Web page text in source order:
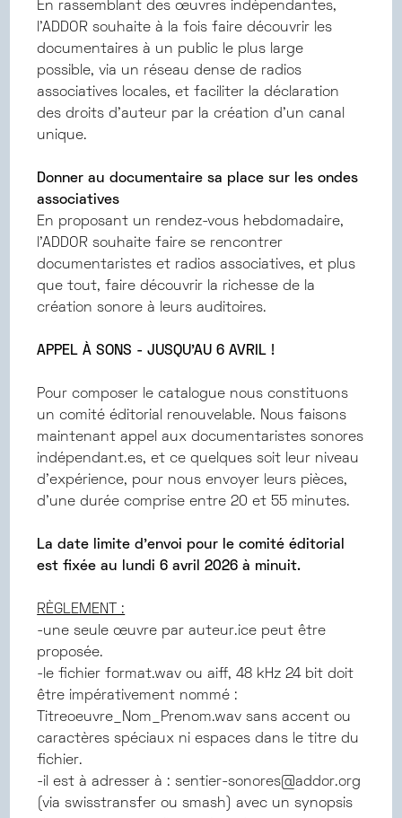
En rassemblant des œuvres indépendantes,
l’ADDOR souhaite à la fois faire découvrir les
documentaires à un public le plus large
possible, via un réseau dense de radios
associatives locales, et faciliter la déclaration
des droits d’auteur par la création d’un canal
unique.
Donner au documentaire sa place sur les ondes
associatives
En proposant un rendez-vous hebdomadaire,
l’ADDOR souhaite faire se rencontrer
documentaristes et radios associatives, et plus
que tout, faire découvrir la richesse de la
création sonore à leurs auditoires.
APPEL À SONS - JUSQU’AU 6 AVRIL !
Pour composer le catalogue nous constituons
un comité éditorial renouvelable. Nous faisons
maintenant appel aux documentaristes sonores
indépendant.es, et ce quelques soit leur niveau
d’expérience, pour nous envoyer leurs pièces,
d’une durée comprise entre 20 et 55 minutes.
La date limite d’envoi pour le comité éditorial
est fixée au lundi 6 avril 2026 à minuit.
RÈGLEMENT :
-une seule œuvre par auteur.ice peut être
proposée.
-le fichier format.wav ou aiff, 48 kHz 24 bit doit
être impérativement nommé :
Titreoeuvre_Nom_Prenom.wav sans accent ou
caractères spéciaux ni espaces dans le titre du
fichier.
-il est à adresser à : sentier-sonores@addor.org
(via swisstransfer ou smash) avec un synopsis